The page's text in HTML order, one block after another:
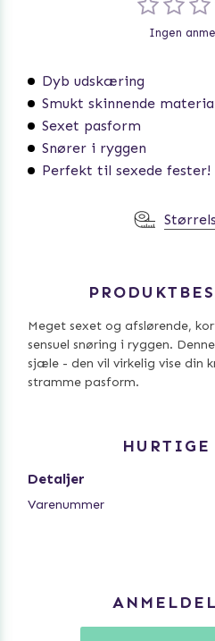
Dyb udskæring
Smukt skinnende
Sexet pasform
Snører i ryggen
Perfekt til sexede fester!
Ingen
Meget sexet og afslørende,
sensuel snøring i ryggen.
sjæle - den vil virkelig vise din
stramme pasform.
HURTIGE
Detaljer
Varenummer